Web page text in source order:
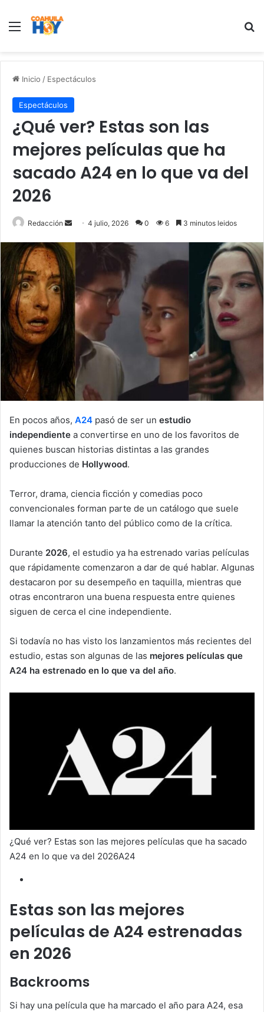
Menu
Inicio / Espectáculos
Espectáculos
¿Qué ver? Estas son las
mejores películas que ha
sacado A24 en lo que va del
2026
Redacción
d
n
m
l
4 julio, 2026 0 6 3 minutos leidos
En pocos años, A24 pasó de ser un estudio
independiente a convertirse en uno de los favoritos de
quienes buscan historias distintas a las grandes
producciones de Hollywood.
Terror, drama, ciencia ficción y comedias poco
convencionales forman parte de un catálogo que suele
llamar la atención tanto del público como de la crítica.
Durante 2026, el estudio ya ha estrenado varias películas
que rápidamente comenzaron a dar de qué hablar. Algunas
destacaron por su desempeño en taquilla, mientras que
otras encontraron una buena respuesta entre quienes
siguen de cerca el cine independiente.
Si todavía no has visto los lanzamientos más recientes del
estudio, estas son algunas de las mejores películas que
A24 ha estrenado en lo que va del año.
¿Qué ver? Estas son las mejores películas que ha sacado
A24 en lo que va del 2026A24
Estas son las mejores
películas de A24 estrenadas
en 2026
Backrooms
Si hay una película que ha marcado el año para A24, esa